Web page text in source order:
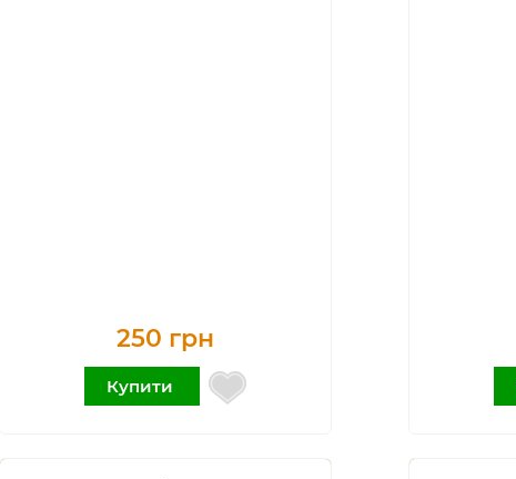
250 грн
Купити